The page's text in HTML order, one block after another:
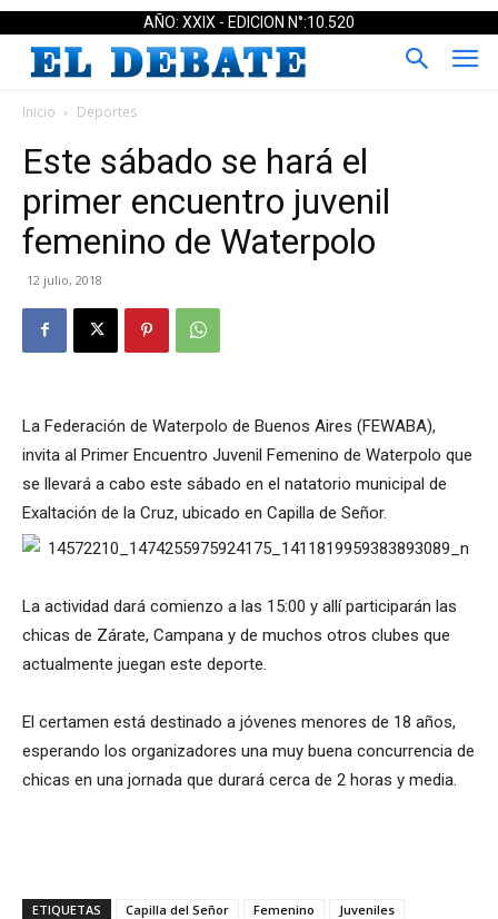
AÑO: XXIX - EDICION N°:10.520
Inicio Deportes
Este sábado se hará el
primer encuentro juvenil
femenino de Waterpolo
12 julio, 2018
La Federación de Waterpolo de Buenos Aires (FEWABA),
invita al Primer Encuentro Juvenil Femenino de Waterpolo que
se llevará a cabo este sábado en el natatorio municipal de
Exaltación de la Cruz, ubicado en Capilla de Señor.
La actividad dará comienzo a las 15:00 y allí participarán las
chicas de Zárate, Campana y de muchos otros clubes que
actualmente juegan este deporte.
El certamen está destinado a jóvenes menores de 18 años,
esperando los organizadores una muy buena concurrencia de
chicas en una jornada que durará cerca de 2 horas y media.
ETIQUETAS Capilla del Señor Femenino
Juveniles